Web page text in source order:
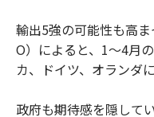
輸出5強の可能性も高
O）によると、1～4月
カ、ドイツ、オランダ
政府も期待感を隠して